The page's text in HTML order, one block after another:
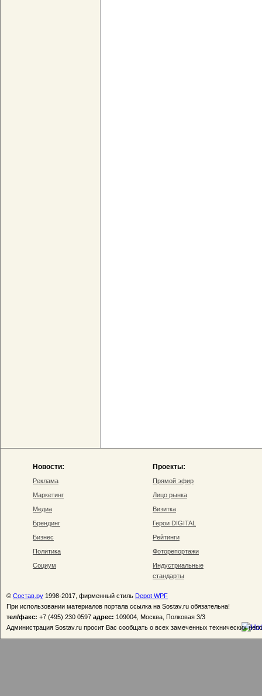
Новости:
Реклама
Маркетинг
Медиа
Брендинг
Бизнес
Политика
Социум
Проекты:
Прямой эфир
Лицо рынка
Визитка
Герои DIGITAL
Рейтинги
Фоторепортажи
Индустриальные
стандарты
© Состав.ру 1998-2017, фирменный стиль Depot WPF
При использовании материалов портала ссылка на Sostav.ru обязательна!
тел/факс: +7 (495) 230 0597 адрес: 109004, Москва, Полковая 3/3
Администрация Sostav.ru просит Вас сообщать о всех замеченных технических